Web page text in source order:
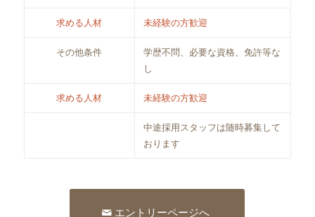
求める人材 未経験の方歓迎
その他条件
学歴不問、必要な資格、免許等な
し
求める人材 未経験の方歓迎
中途採用スタッフは随時募集して
おります
エントリーページへ